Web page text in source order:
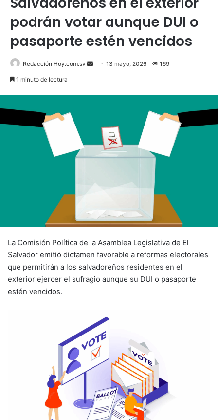
podrán votar aunque DUI o
pasaporte estén vencidos
Redacción Hoy.com.sv
Send13 mayo, 2026 169
1 minuto de lectura
La Comisión Política de la Asamblea Legislativa de El
Salvador emitió dictamen favorable a reformas electorales
que permitirán a los salvadoreños residentes en el
exterior ejercer el sufragio aunque su DUI o pasaporte
estén vencidos.